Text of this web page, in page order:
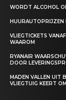
WORDT ALCOHOL
HUURAUTOPRIJZEN
VLIEGTICKETS
WAAROM
RYANAIR
DOOR
MADEN VALLEN UIT
VLIEGTUIG KEERT OM